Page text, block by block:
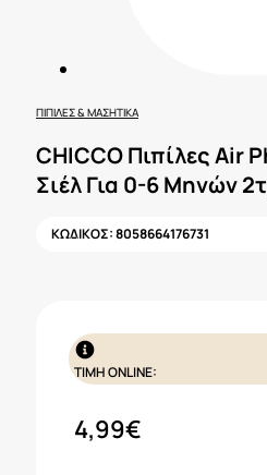
ΠΙΠΊΛΕΣ & ΜΑΣΗΤΙΚΆ
CHICCO Πιπίλες Air
Σιέλ Για 0-6 Μηνών
ΚΩΔΙΚΟΣ:8058664176731
ΤΙΜΗ ONLINE:
4,99€